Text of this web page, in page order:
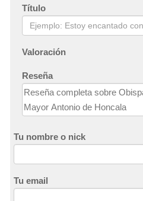
Título
Valoración
Reseña
Tu nombre o nick
Tu email